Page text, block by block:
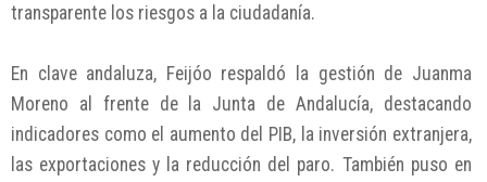
transparente los riesgos a la ciudadanía.
En clave andaluza, Feijóo respaldó la gestión de Juanma
Moreno al frente de la Junta de Andalucía, destacando
indicadores como el aumento del PIB, la inversión extranjera,
las exportaciones y la reducción del paro. También puso en